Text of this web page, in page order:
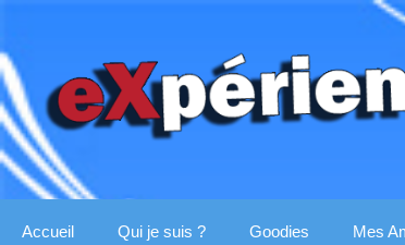
contenu
Accueil Qui je suis ? Goodies Mes